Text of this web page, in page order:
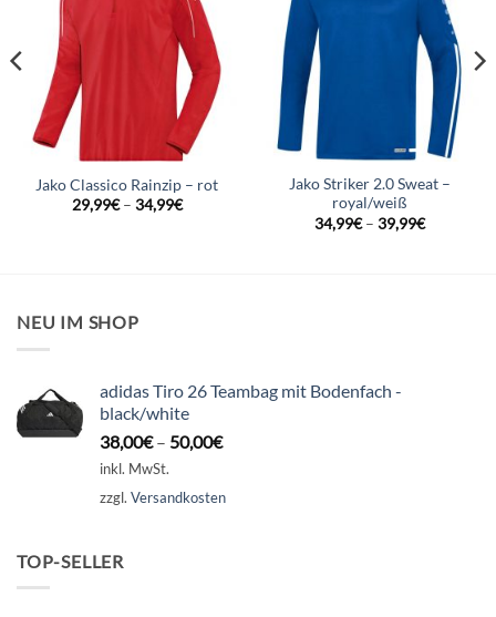
Jako Classico Rainzip – rot
29,99€– 34,99€
Jako Striker 2.0 Sweat –
royal/weiß
34,99€– 39,99€
NEU IM SHOP
adidas Tiro 26 Teambag mit Bodenfach -
black/white
38,00€– 50,00€
inkl. MwSt.
zzgl. Versandkosten
TOP-SELLER